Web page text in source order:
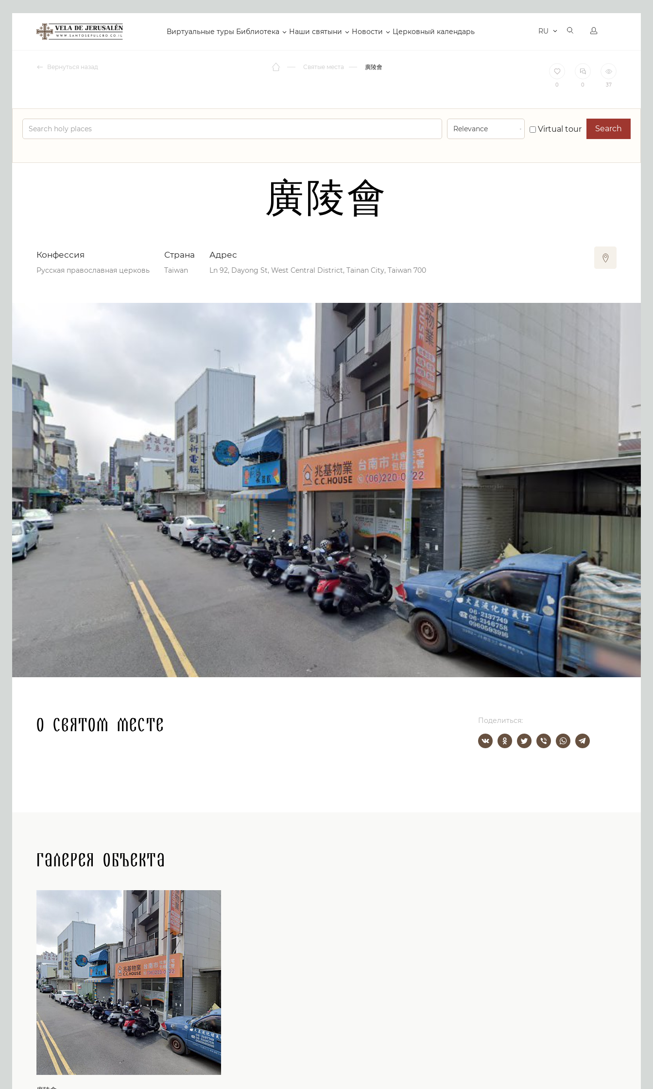
Виртуальные туры Библиотека Наши святыни Новости Церковный календарь RU
Вернуться назад Святые места 廣陵會
0 0 37
Virtual tour Search
廣陵會
Конфессия
Русская православная церковь
Страна
Taiwan
Адрес
Ln 92, Dayong St, West Central District, Tainan City, Taiwan 700
О святом месте Поделиться:
Галерея объекта